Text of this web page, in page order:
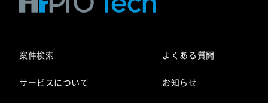
案件検索
サービスについて
よくある質問
お知らせ